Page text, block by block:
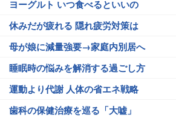
ヨーグルト いつ食べるといいの
休みだが疲れる 隠れ疲労対策は
母が娘に減量強要→家庭内別居へ
睡眠時の悩みを解消する過ごし方
運動より代謝 人体の省エネ戦略
歯科の保健治療を巡る「大嘘」